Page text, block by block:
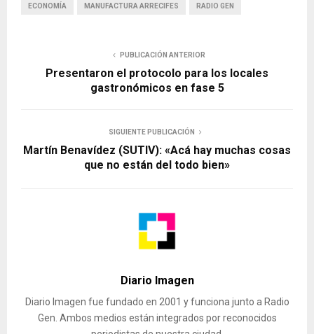
ECONOMÍA MANUFACTURA ARRECIFES RADIO GEN
PUBLICACIÓN ANTERIOR
Presentaron el protocolo para los locales
gastronómicos en fase 5
SIGUIENTE PUBLICACIÓN
Martín Benavídez (SUTIV): «Acá hay muchas cosas
que no están del todo bien»
Diario Imagen
Diario Imagen fue fundado en 2001 y funciona junto a Radio
Gen. Ambos medios están integrados por reconocidos